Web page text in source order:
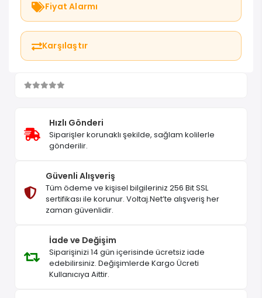
Fiyat Alarmı
Karşılaştır
Hızlı Gönderi
Siparişler korunaklı şekilde, sağlam kolilerle
gönderilir.
Güvenli Alışveriş
Tüm ödeme ve kişisel bilgileriniz 256 Bit SSL
sertifikası ile korunur. Voltaj.Net’te alışveriş her
zaman güvenlidir.
İade ve Değişim
Siparişinizi 14 gün içerisinde ücretsiz iade
edebilirsiniz. Değişimlerde Kargo Ücreti
Kullanıcıya Aittir.